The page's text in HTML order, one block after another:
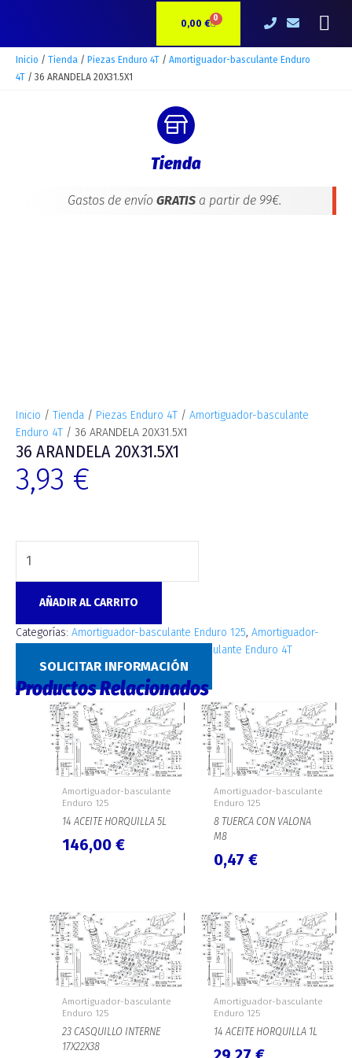
0,00 € 0CARRITO
Inicio / Tienda / Piezas Enduro 4T / Amortiguador-basculante Enduro
4T / 36 ARANDELA 20X31.5X1
Tienda
Gastos de envío GRATISa partir de 99€.
Inicio / Tienda / Piezas Enduro 4T / Amortiguador-basculante
Enduro 4T / 36 ARANDELA 20X31.5X1
36 ARANDELA 20X31.5X1
3,93 €
cantidad
AÑADIR AL CARRITO
Categorías: Amortiguador-basculante Enduro 125, Amortiguador-
Amortiguador-basculante Enduro 4T
SOLICITAR INFORMACIÓN
Productos Relacionados
Amortiguador-basculante
Enduro 125
14 ACEITE HORQUILLA 5L
146,00 €
Amortiguador-basculante
Enduro 125
8 TUERCA CON VALONA
M8
0,47 €
Amortiguador-basculante
Enduro 125
23 CASQUILLO INTERNE
17X22X38
Amortiguador-basculante
Enduro 125
14 ACEITE HORQUILLA 1L